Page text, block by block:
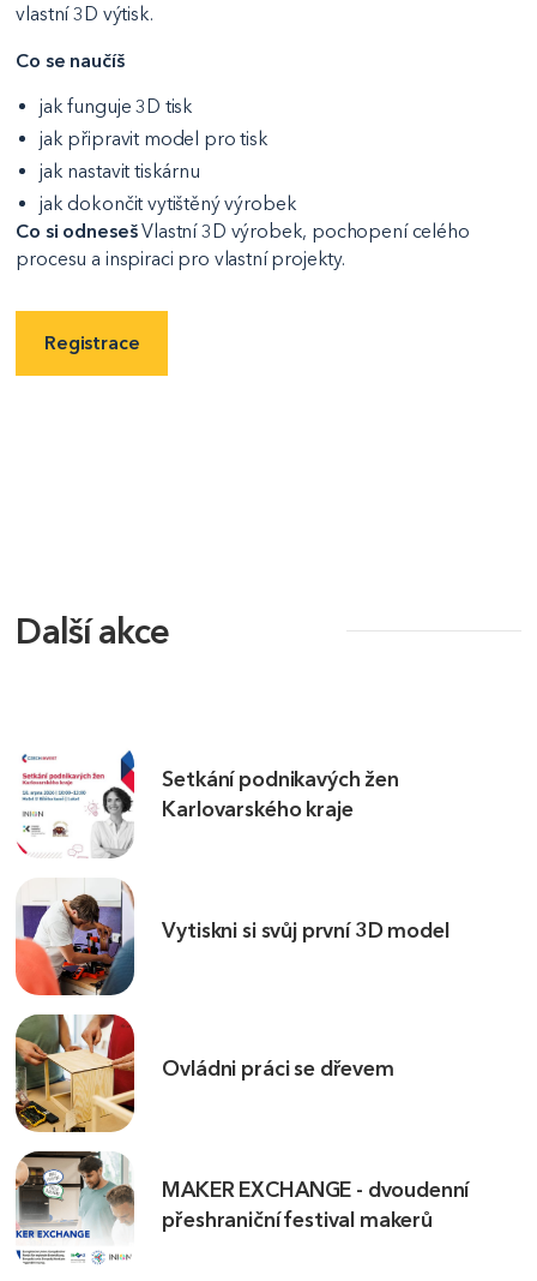
vlastní 3D výtisk.
Co se naučíš
jak funguje 3D tisk
jak připravit model pro tisk
jak nastavit tiskárnu
jak dokončit vytištěný výrobek
Co si odnesešVlastní 3D výrobek, pochopení celého
procesu a inspiraci pro vlastní projekty.
Registrace
Další akce
Setkání podnikavých žen
Karlovarského kraje
Vytiskni si svůj první 3D model
Ovládni práci se dřevem
MAKER EXCHANGE - dvoudenní
přeshraniční festival makerů